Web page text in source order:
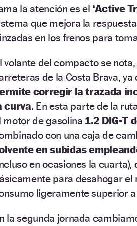
la atención es el ‘Active
que mejora la
en los frenos para
volante del compacto se
de la Costa Brava, ya
corregir la trazada
curva. En esta parte de la
motor de gasolina 1.2 DIG-T
con una caja de
en subidas
en ocasiones la
para desahogar
ligeramente superior
la segunda jornada